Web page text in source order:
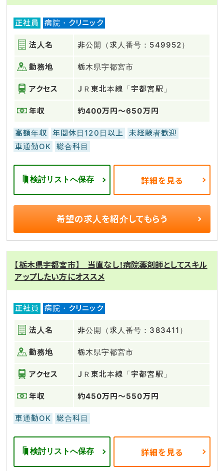
正社員 病院・クリニック
法人名 非公開（求人番号：549952）
勤務地 栃木県宇都宮市
アクセス ＪＲ東北本線「宇都宮駅」
年収 約400万円～650万円
高額年収 年間休日120日以上
未経験者歓迎
車通勤OK
総合科目
検討リストへ保存 詳細を見る
希望の求人を紹介してもらう
【栃木県宇都宮市】 当直なし！病院薬剤師としてスキル
アップしたい方にオススメ
正社員 病院・クリニック
法人名 非公開（求人番号：383411）
勤務地 栃木県宇都宮市
アクセス ＪＲ東北本線「宇都宮駅」
年収 約450万円～550万円
車通勤OK 総合科目
検討リストへ保存 詳細を見る